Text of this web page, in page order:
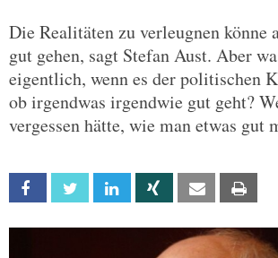
Die Realitäten zu verleugnen könne
gut gehen, sagt Stefan Aust. Aber
eigentlich, wenn es der politischen
ob irgendwas irgendwie gut geht?
vergessen hätte, wie man etwas gut
Facebook Twitter Linkedin Xing Email